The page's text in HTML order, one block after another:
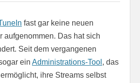
fast gar keine neuen
aufgenommen. Das hat sich
Seit dem vergangenen
ein Administrations-Tool , das
ihre Streams selbst